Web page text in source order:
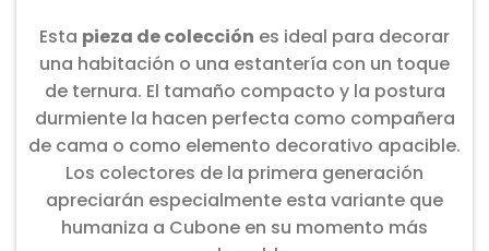
Esta pieza de colección es ideal para decorar
una habitación o una estantería con un toque
de ternura. El tamaño compacto y la postura
durmiente la hacen perfecta como compañera
de cama o como elemento decorativo apacible.
Los colectores de la primera generación
apreciarán especialmente esta variante que
humaniza a Cubone en su momento más